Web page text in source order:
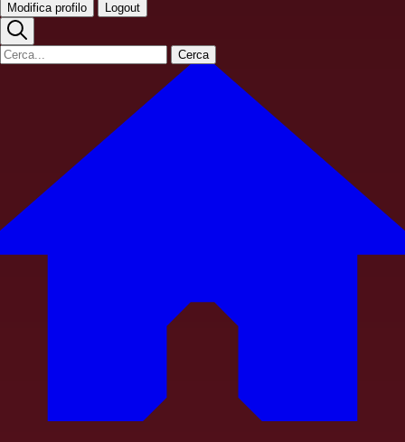
Modifica profilo Logout
Cerca